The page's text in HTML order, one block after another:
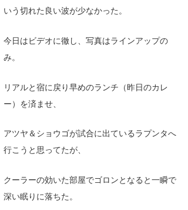
いう切れた良い波が少なかった。
今日はビデオに徹し、写真はラインアップの
み。
リアルと宿に戻り早めのランチ（昨日のカレ
ー）を済ませ、
アツヤ＆ショウゴが試合に出ているラプンタへ
行こうと思ってたが、
クーラーの効いた部屋でゴロンとなると一瞬で
深い眠りに落ちた。
KOBU
KY
mitz
S.K
VAGY